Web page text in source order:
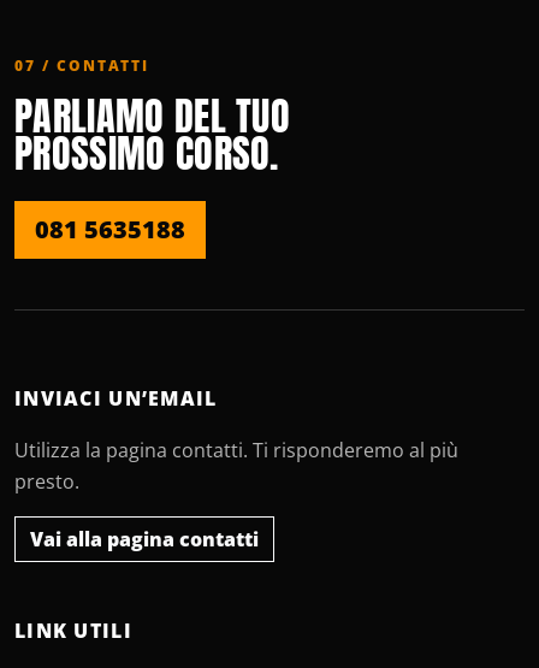
07 / CONTATTI
PARLIAMO DEL TUO
PROSSIMO CORSO.
081 5635188
INVIACI UN’EMAIL
Utilizza la pagina contatti. Ti risponderemo al più
presto.
Vai alla pagina contatti
LINK UTILI